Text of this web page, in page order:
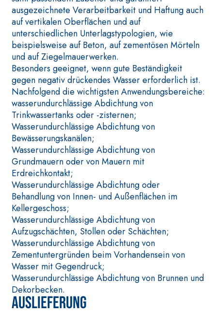
ausgezeichnete Verarbeitbarkeit und Haftung auch
auf vertikalen Oberflächen und auf
unterschiedlichen Unterlagstypologien, wie
beispielsweise auf Beton, auf zementösen Mörteln
und auf Ziegelmauerwerken.
Besonders geeignet, wenn gute Beständigkeit
gegen negativ drückendes Wasser erforderlich ist.
Nachfolgend die wichtigsten Anwendungsbereiche:
wasserundurchlässige Abdichtung von
Trinkwassertanks oder -zisternen;
Wasserundurchlässige Abdichtung von
Bewässerungskanälen;
Wasserundurchlässige Abdichtung von
Grundmauern oder von Mauern mit
Erdreichkontakt;
Wasserundurchlässige Abdichtung oder
Behandlung von Innen- und Außenflächen im
Kellergeschoss;
Wasserundurchlässige Abdichtung von
Aufzugschächten, Stollen oder Schächten;
Wasserundurchlässige Abdichtung von
Zementuntergründen beim Vorhandensein von
Wasser mit Gegendruck;
Wasserundurchlässige Abdichtung von Brunnen und
Dekorbecken.
Auslieferung
thixotroper und
faserverstärkter
Schnellmörtel
bestehend aus
speziellen
sulfatbeständigen
Bindern, für die
Passivierung, die
Reparatur, die
Verspachtelung und
den Schutz von
Betonbauwerken
Quarzbasis mit
Heizestrichen
geringer
in
WÄRMEDÄMMVERBUNDS
YSTEM FASSATHERM
KLEBER UND
SPACHTELMASSEN
A 96 RESPHIRA
Faservergüteter Leicht-
Spachtelkleber mit
hydraulischem
Naturkalk NHL 3,5 und
speziellen
Leichtfüllstoffen